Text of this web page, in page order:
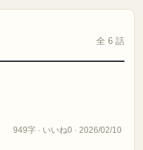
全 6 話
949字 · いいね0 · 2026/02/10